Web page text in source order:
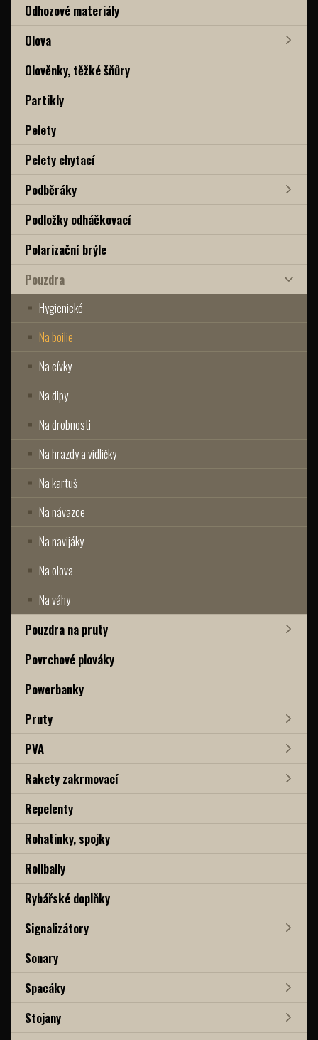
Odhozové materiály
Olova
Olověnky, těžké šňůry
Partikly
Pelety
Pelety chytací
Podběráky
Podložky odháčkovací
Polarizační brýle
Pouzdra
Hygienické
Na boilie
Na cívky
Na dipy
Na drobnosti
Na hrazdy a vidličky
Na kartuš
Na návazce
Na navijáky
Na olova
Na váhy
Pouzdra na pruty
Povrchové plováky
Powerbanky
Pruty
PVA
Rakety zakrmovací
Repelenty
Rohatinky, spojky
Rollbally
Rybářské doplňky
Signalizátory
Sonary
Spacáky
Stojany